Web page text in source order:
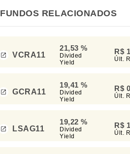
FUNDOS RELACIONADOS
VCRA11
21,53 %
Divided
Yield
R$
Últ.
GCRA11
19,41 %
Divided
Yield
R$
Últ.
LSAG11
19,22 %
Divided
Yield
R$
Últ.